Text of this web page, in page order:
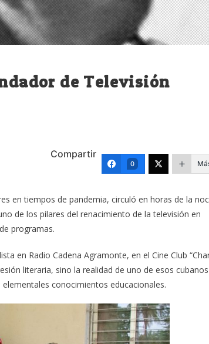
de Televisión
Compartir
0
en tiempos de pandemia, circuló en horas de la
de los pilares del renacimiento de la televisión en
programas.
en Radio Cadena Agramonte, en el Cine Club
literaria, sino la realidad de uno de esos
conocimientos educacionales.